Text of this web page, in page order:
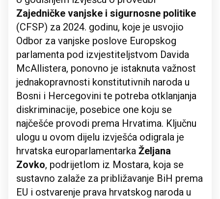
Zajedničke vanjske i sigurnosne politike
(CFSP) za 2024. godinu, koje je usvojio
Odbor za vanjske poslove Europskog
parlamenta pod izvjestiteljstvom Davida
McAllistera, ponovno je istaknuta važnost
jednakopravnosti konstitutivnih naroda u
Bosni i Hercegovini te potreba otklanjanja
diskriminacije, posebice one koju se
najčešće provodi prema Hrvatima. Ključnu
ulogu u ovom dijelu izvješća odigrala je
hrvatska europarlamentarka Željana
Zovko, podrijetlom iz Mostara, koja se
sustavno zalaže za približavanje BiH prema
EU i ostvarenje prava hrvatskog naroda u